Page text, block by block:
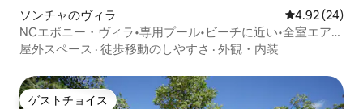
ソンチャのヴィラ レビュー24
4.92 (24)
NCエボニー・ヴィラ•専用プール•ビーチに近い•全室エアコ
ン完備
屋外スペース · 徒歩移動のしやすさ · 外観・内装
ゲストチョイス